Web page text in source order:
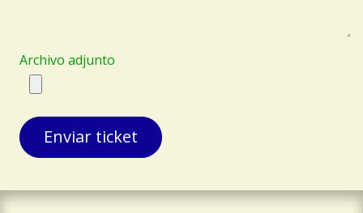
Archivo adjunto
Enviar ticket